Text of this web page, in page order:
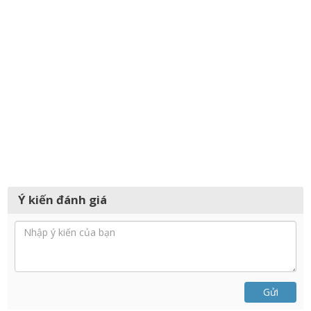
Ý kiến đánh giá
Gửi